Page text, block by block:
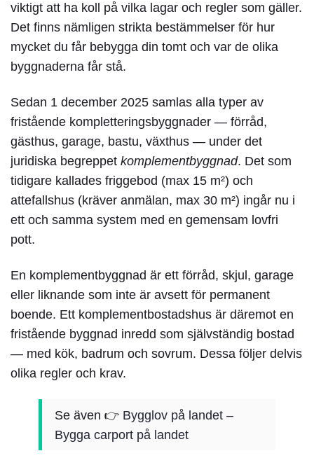
viktigt att ha koll på vilka lagar och regler som gäller.
Det finns nämligen strikta bestämmelser för hur
mycket du får bebygga din tomt och var de olika
byggnaderna får stå.
Sedan 1 december 2025 samlas alla typer av
fristående kompletteringsbyggnader — förråd,
gästhus, garage, bastu, växthus — under det
juridiska begreppet komplementbyggnad. Det som
tidigare kallades friggebod (max 15 m²) och
attefallshus (kräver anmälan, max 30 m²) ingår nu i
ett och samma system med en gemensam lovfri
pott.
En komplementbyggnad är ett förråd, skjul, garage
eller liknande som inte är avsett för permanent
boende. Ett komplementbostadshus är däremot en
fristående byggnad inredd som självständig bostad
— med kök, badrum och sovrum. Dessa följer delvis
olika regler och krav.
Se även 👉 Bygglov på landet –
Bygga carport på landet